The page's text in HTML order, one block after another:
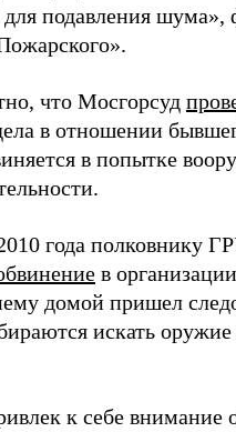
подавления
что Мосгорсуд
в отношении
в попытке
года полковнику
в
домой пришел
искать
к себе внимание